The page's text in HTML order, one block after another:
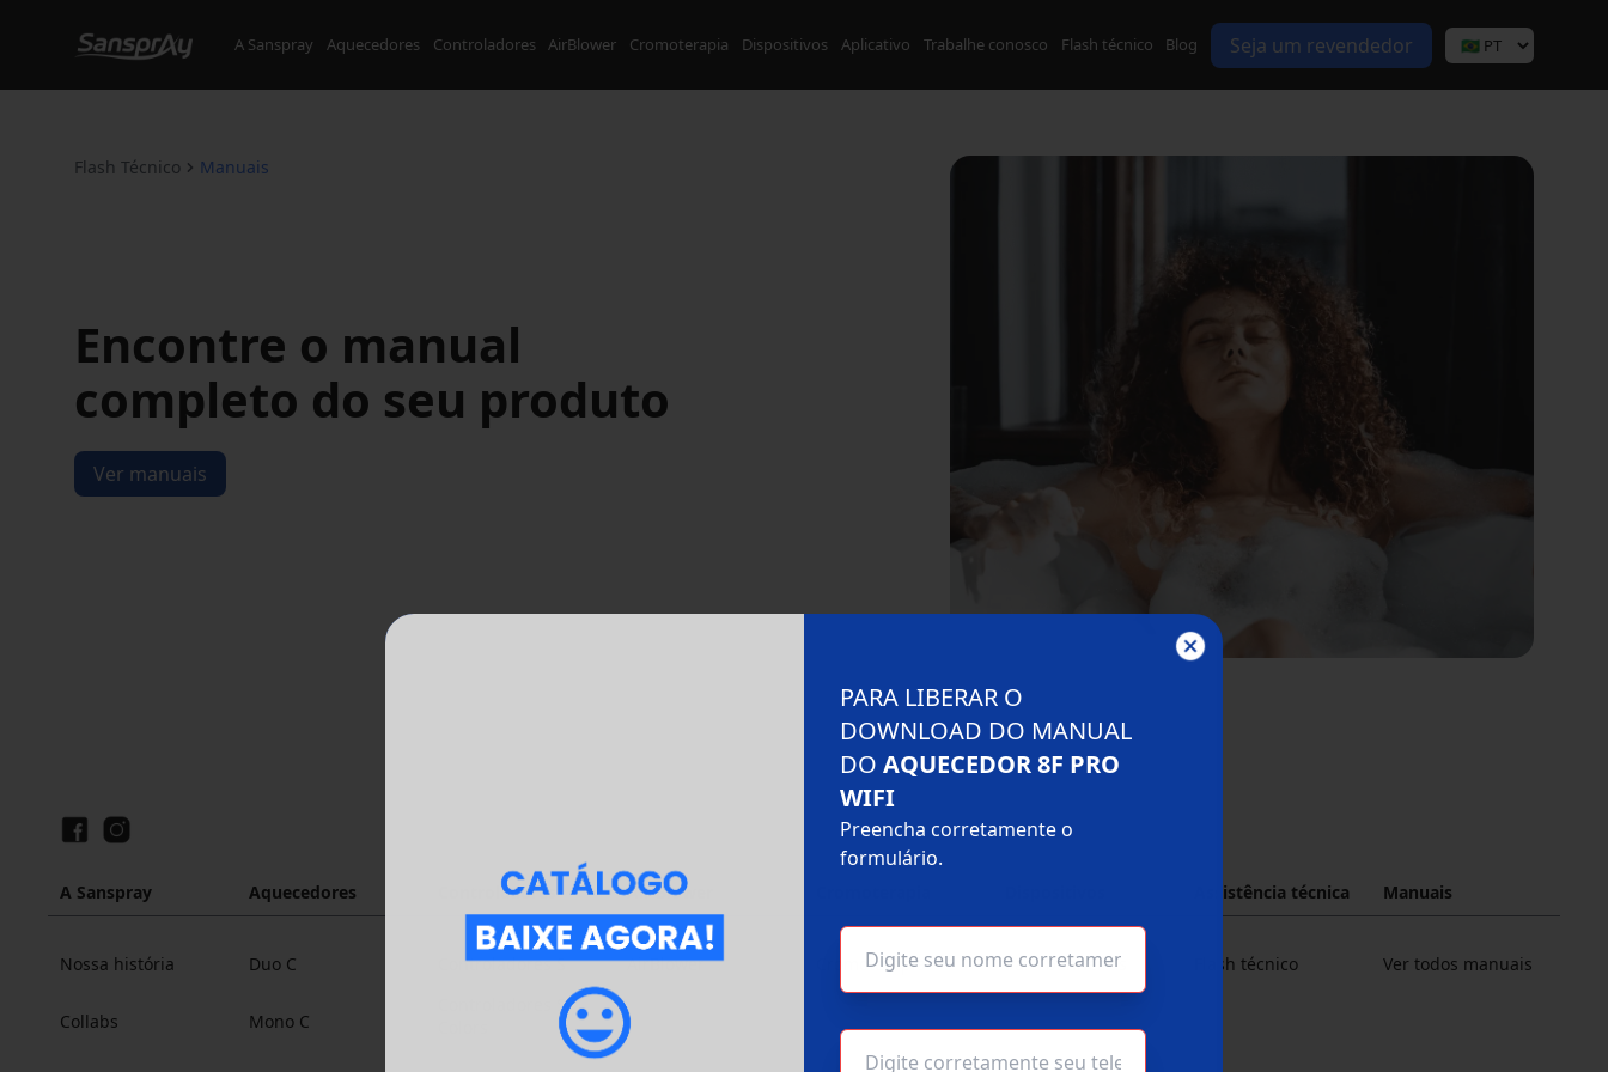
A Sanspray Aquecedores Controladores AirBlower Cromoterapia Dispositivos Aplicativo Trabalhe conosco Flash técnico Blog Seja um revendedor
Flash Técnico Manuais
Encontre o manual
completo do seu produto
Ver manuais
PARA LIBERAR O
DOWNLOAD DO MANUAL
DO AQUECEDOR 8F PRO
WIFI
Preencha corretamente o
formulário.
A Sanspray
Nossa história
Collabs
Aquecedores
Duo C
Mono C
Controladores
Controladores S
Controladores S
Air Blower
AirBlower Cromoterapia Para banheiras
Assistência técnica
Flash técnico
Manuais
Ver todos manuais